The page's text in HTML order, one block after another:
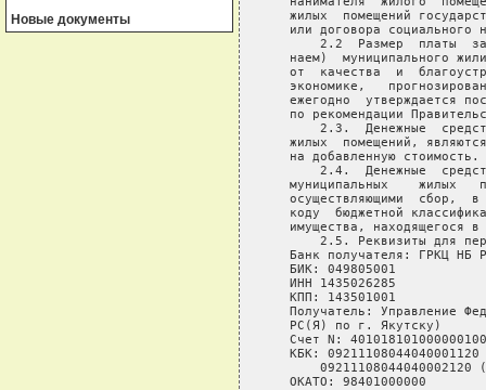
Новые документы
жилых  помещений
или договора социального
2.2  Размер  платы
наем)  муниципального
от  качества  и
экономике,
ежегодно  утверждается
по рекомендации
2.3.  Денежные
жилых  помещений,
   на добавленную стоимость.
2.4.  Денежные
муниципальных    жилых
осуществляющими  сбор,
коду  бюджетной
имущества, находящегося
2.5. Реквизиты для
Банк получателя: ГРКЦ НБ
   БИК: 049805001
   ИНН 1435026285
   КПП: 143501001
Получатель: Управление
   РС(Я) по г. Якутску)
Счет N:
КБК: 09211108044040001120
09211108044040002120
   ОКАТО: 98401000000